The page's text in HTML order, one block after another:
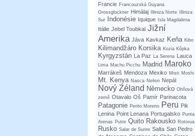
Francie Francouzská Guyana
Grossglockner Himálaj Illiniza Norte
Illiniza
Sur
Indonésie Iquique Isla Magdalena
Itálie Jebel Toubkal Jižní
Amerika Jáva Kavkaz Keňa Kibo
Kilimandžáro Korsika Kozia Kôpka
Kyrgyzstán La Paz La Serena Lauca
Lima Machu Picchu Madrid Maroko
Marrákeš Mendoza Mexiko Misti Moshi
Mt. Kenya Nasca Nelion Nepál
Nový Zéland Německo Ohňová
země Otavalo Oš Pamír Parinacota
Patagonie Perito Moreno Peru Pik
Lenina Point Lenana Portugalsko Punta
Arenas Putre Quito Rakousko Rotorua
Rusko Salar de Surire Salta San Pedro